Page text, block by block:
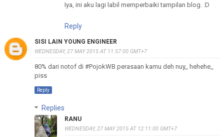
Iya, ini aku lagi labil memperbaiki tampilan blog. :D
Reply
SISI LAIN YOUNG ENGINEER
WEDNESDAY, 27 MAY 2015 AT 11:57:00 GMT+7
80% dari notof di #PojokWB perasaan kamu deh nuy,, hehehe,,
piss
Reply
Replies
RANU
WEDNESDAY, 27 MAY 2015 AT 12:11:00 GMT+7